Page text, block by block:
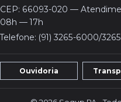
CEP: 66093-020 —
08h — 17h
Telefone: (91) 3265-6000/
Ouvidoria